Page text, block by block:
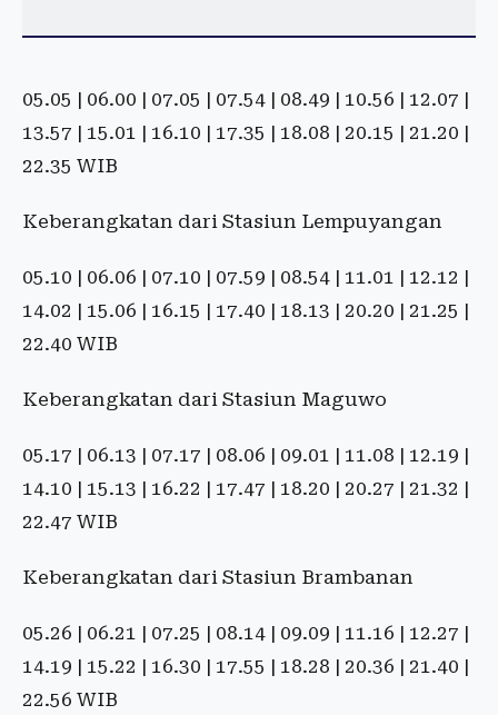
05.05 | 06.00 | 07.05 | 07.54 | 08.49 | 10.56 | 12.07 |
13.57 | 15.01 | 16.10 | 17.35 | 18.08 | 20.15 | 21.20 |
22.35 WIB
Keberangkatan dari Stasiun Lempuyangan
05.10 | 06.06 | 07.10 | 07.59 | 08.54 | 11.01 | 12.12 |
14.02 | 15.06 | 16.15 | 17.40 | 18.13 | 20.20 | 21.25 |
22.40 WIB
Keberangkatan dari Stasiun Maguwo
05.17 | 06.13 | 07.17 | 08.06 | 09.01 | 11.08 | 12.19 |
14.10 | 15.13 | 16.22 | 17.47 | 18.20 | 20.27 | 21.32 |
22.47 WIB
Keberangkatan dari Stasiun Brambanan
05.26 | 06.21 | 07.25 | 08.14 | 09.09 | 11.16 | 12.27 |
14.19 | 15.22 | 16.30 | 17.55 | 18.28 | 20.36 | 21.40 |
22.56 WIB